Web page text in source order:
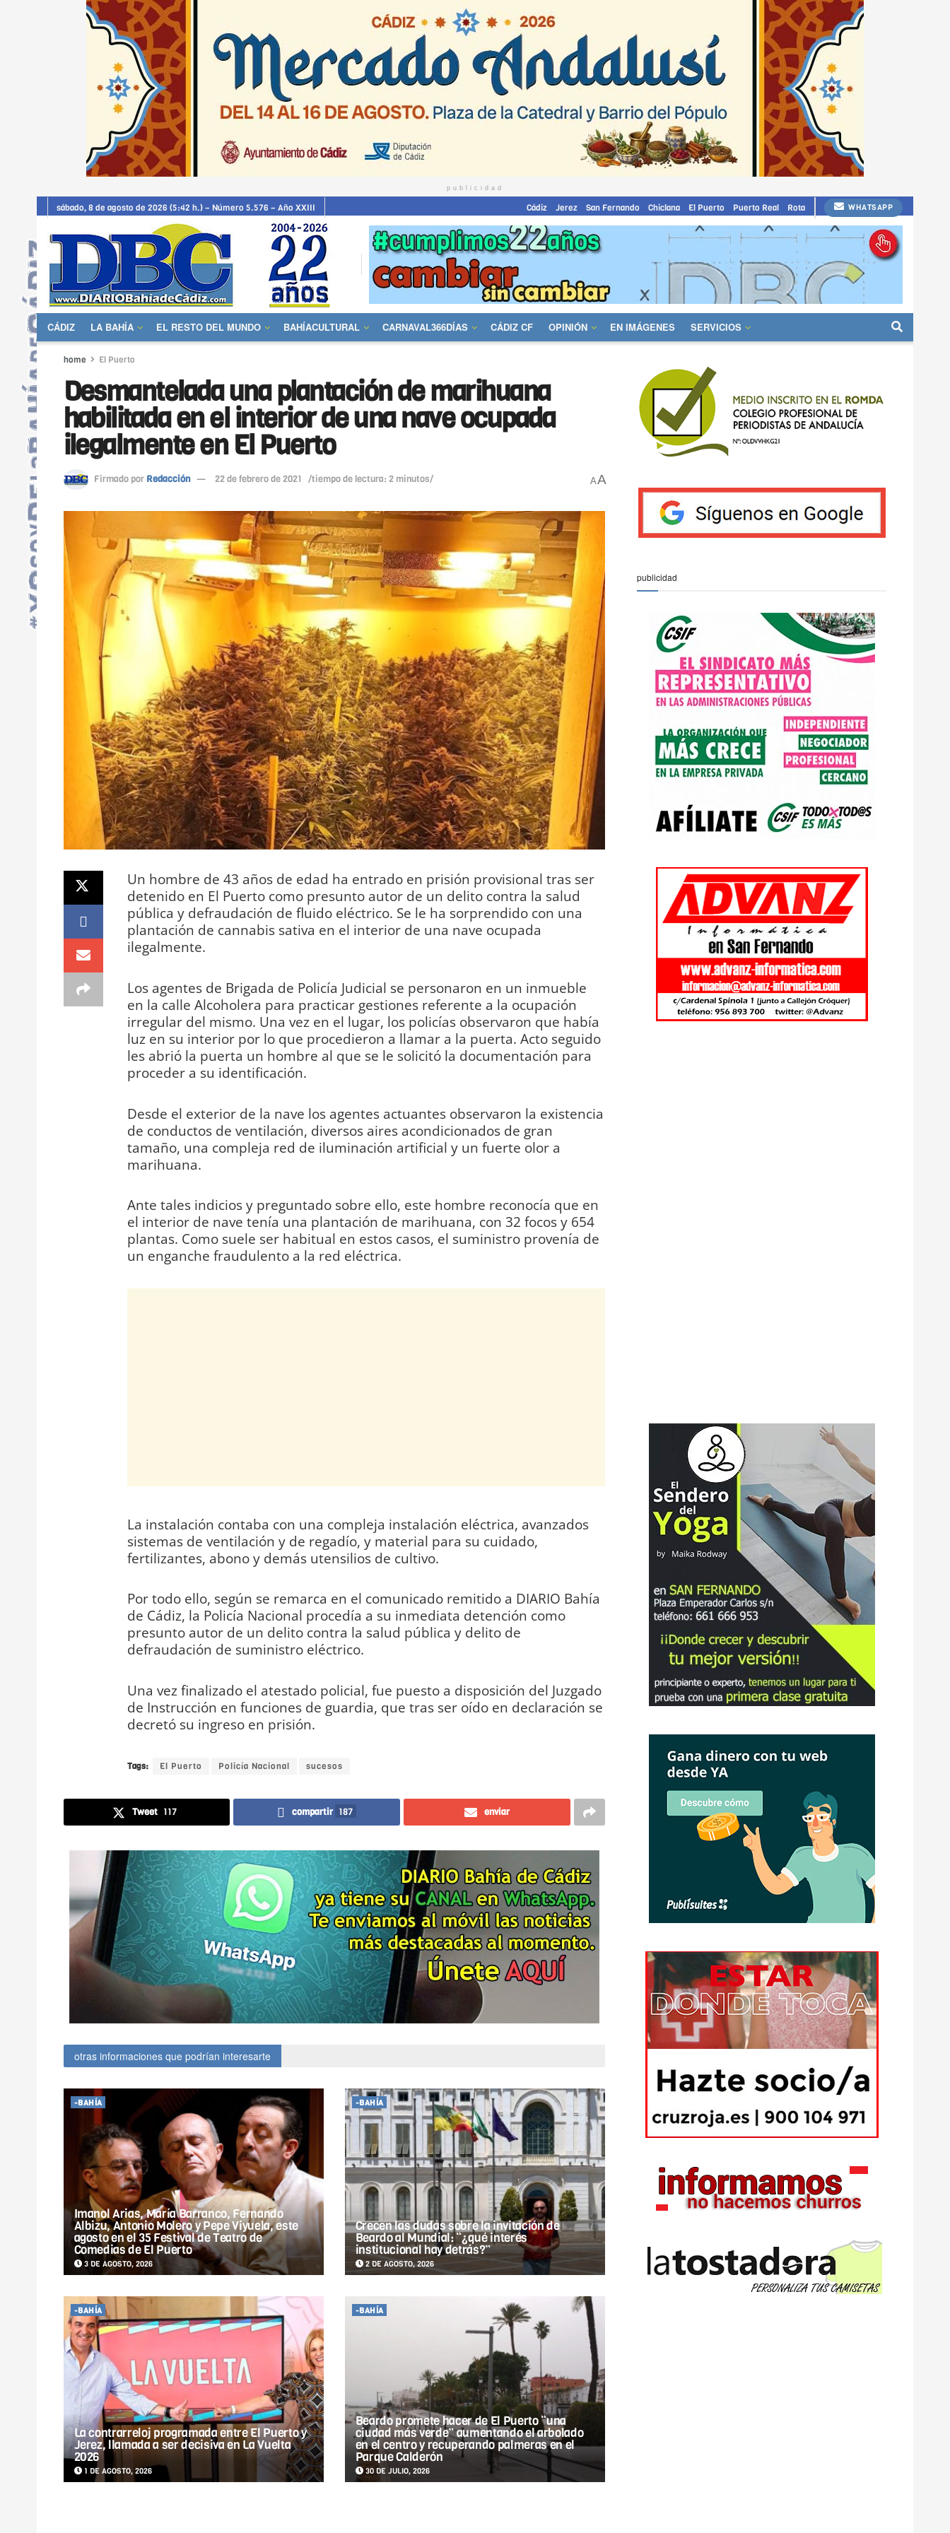
publicidad
sábado, 8 de agosto de 2026 (5:42 h.) – Número 5.576 – Año XXIII Cádiz Jerez San Fernando Chiclana El Puerto Puerto Real Rota WHATSAPP
CÁDIZ LA BAHÍA EL RESTO DEL MUNDO BAHÍACULTURAL CARNAVAL366DÍAS CÁDIZ CF OPINIÓN EN IMÁGENES SERVICIOS
home El Puerto
Desmantelada una plantación de marihuana
habilitada en el interior de una nave ocupada
ilegalmente en El Puerto
Firmado por Redacción 22 de febrero de 2021 /tiempo de lectura: 2 minutos/ AA
Un hombre de 43 años de edad ha entrado en prisión provisional tras ser
detenido en El Puerto como presunto autor de un delito contra la salud
pública y defraudación de fluido eléctrico. Se le ha sorprendido con una
plantación de cannabis sativa en el interior de una nave ocupada
ilegalmente.
Los agentes de Brigada de Policía Judicial se personaron en un inmueble
en la calle Alcoholera para practicar gestiones referente a la ocupación
irregular del mismo. Una vez en el lugar, los policías observaron que había
luz en su interior por lo que procedieron a llamar a la puerta. Acto seguido
les abrió la puerta un hombre al que se le solicitó la documentación para
proceder a su identificación.
Desde el exterior de la nave los agentes actuantes observaron la existencia
de conductos de ventilación, diversos aires acondicionados de gran
tamaño, una compleja red de iluminación artificial y un fuerte olor a
marihuana.
Ante tales indicios y preguntado sobre ello, este hombre reconocía que en
el interior de nave tenía una plantación de marihuana, con 32 focos y 654
plantas. Como suele ser habitual en estos casos, el suministro provenía de
un enganche fraudulento a la red eléctrica.
La instalación contaba con una compleja instalación eléctrica, avanzados
sistemas de ventilación y de regadío, y material para su cuidado,
fertilizantes, abono y demás utensilios de cultivo.
Por todo ello, según se remarca en el comunicado remitido a DIARIO Bahía
de Cádiz, la Policía Nacional procedía a su inmediata detención como
presunto autor de un delito contra la salud pública y delito de
defraudación de suministro eléctrico.
Una vez finalizado el atestado policial, fue puesto a disposición del Juzgado
de Instrucción en funciones de guardia, que tras ser oído en declaración se
decretó su ingreso en prisión.
Tags: El Puerto Policía Nacional sucesos
Tweet 117 compartir 187 enviar
otras informaciones que podrían interesarte
-BAHÍA
Imanol Arias, María Barranco, Fernando
Albizu, Antonio Molero y Pepe Viyuela, este
agosto en el 35 Festival de Teatro de
Comedias de El Puerto
3 DE AGOSTO, 2026
-BAHÍA
Crecen las dudas sobre la invitación de
Beardo al Mundial: “¿qué interés
institucional hay detrás?”
2 DE AGOSTO, 2026
-BAHÍA
La contrarreloj programada entre El Puerto y
Jerez, llamada a ser decisiva en La Vuelta
2026
1 DE AGOSTO, 2026
-BAHÍA
Beardo promete hacer de El Puerto “una
ciudad más verde” aumentando el arbolado
en el centro y recuperando palmeras en el
Parque Calderón
30 DE JULIO, 2026
publicidad